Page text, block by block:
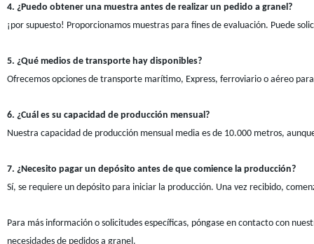
4. ¿Puedo obtener una muestra antes de realizar un pedido a granel?
¡por supuesto! Proporcionamos muestras para fines de evaluación. Puede
5. ¿Qué medios de transporte hay disponibles?
Ofrecemos opciones de transporte marítimo, Express, ferroviario o aéreo
6. ¿Cuál es su capacidad de producción mensual?
Nuestra capacidad de producción mensual media es de 10.000 metros,
7. ¿Necesito pagar un depósito antes de que comience la producción?
Sí, se requiere un depósito para iniciar la producción. Una vez recibido,
Para más información o solicitudes específicas, póngase en contacto con
necesidades de pedidos a granel.